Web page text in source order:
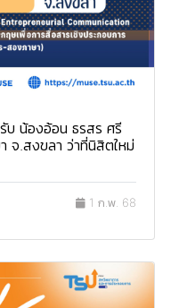
บ น้องอ้อน ธรสร ศรี
จ.สงขลา ว่าที่นิสิตใหม่
1 ก.พ. 68